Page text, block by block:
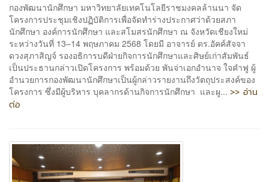
กองพัฒนานักศึกษา มหาวิทยาลัยเทคโนโลยีราชมงคลล้านนา จัด
โครงการประชุมเชิงปฏิบัติการเพื่อจัดทำร่างประกาศว่าด้วยสภา
นักศึกษา องค์การนักศึกษา และสโมสรนักศึกษา ณ จังหวัดเชียงใหม่
ระหว่างวันที่ 13–14 พฤษภาคม 2568 โดยมี อาจารย์ ดร.อัคค์สัจจา
ดวงสุภาสิญจ์ รองอธิการบดีฝ่ายกิจการนักศึกษาและศิษย์เก่าสัมพันธ์
เป็นประธานกล่าวเปิดโครงการ พร้อมด้วย พันจ่าเอกอำนาจ ใจคำฟู ผู้
อำนวยการกองพัฒนานักศึกษาเป็นผู้กล่าวรายงานถึงวัตถุประสงค์ของ
โครงการ ซึ่งมีผู้บริหาร บุคลากรด้านกิจการนักศึกษา และผู... >> อ่าน
ต่อ